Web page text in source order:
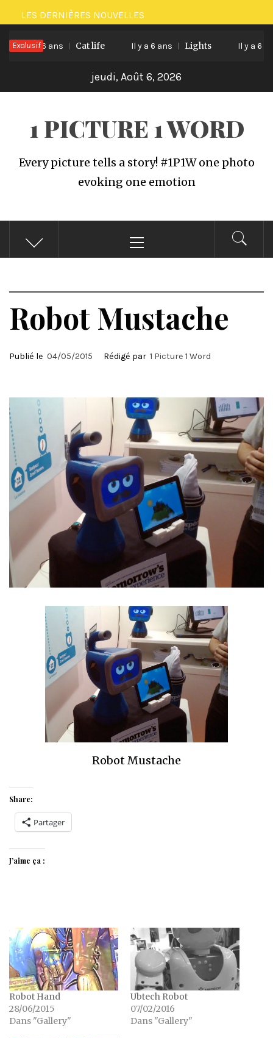
Passer
au
contenu
LES DERNIÈRES NOUVELLES
Exclusif
Il y a 6 ans Cat life Il y a 6 ans Lights Il y a 6 ans
jeudi, Août 6, 2026
1 PICTURE 1 WORD
Every picture tells a story! #1P1W one photo
evoking one emotion
principal
Robot Mustache
Publié le 04/05/2015 Rédigé par 1 Picture 1 Word
Robot Mustache
Share:
Partager
J’aime ça :
Robot Hand
28/06/2015
Dans "Gallery"
Ubtech Robot
07/02/2016
Dans "Gallery"